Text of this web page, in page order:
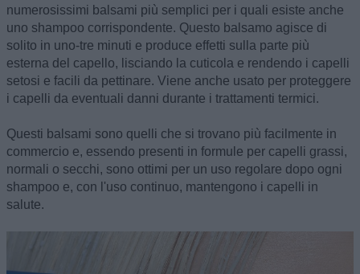
numerosissimi balsami più semplici per i quali esiste anche
uno shampoo corrispondente. Questo balsamo agisce di
solito in uno-tre minuti e produce effetti sulla parte più
esterna del capello, lisciando la cuticola e rendendo i capelli
setosi e facili da pettinare. Viene anche usato per proteggere
i capelli da eventuali danni durante i trattamenti termici.
Questi balsami sono quelli che si trovano più facilmente in
commercio e, essendo presenti in formule per capelli grassi,
normali o secchi, sono ottimi per un uso regolare dopo ogni
shampoo e, con l'uso continuo, mantengono i capelli in
salute.